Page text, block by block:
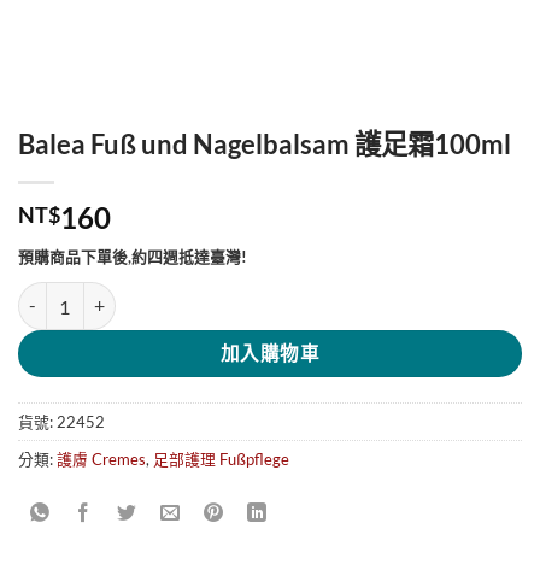
Balea Fuß und Nagelbalsam 護足霜100ml
NT$160
預購商品下單後,約四週抵達臺灣!
Balea Fuß und Nagelbalsam 護足霜100ml 數量
加入購物車
貨號: 22452
分類:護膚 Cremes, 足部​護理 Fußpflege